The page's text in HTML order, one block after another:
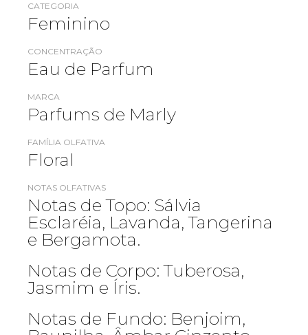
CATEGORIA
Feminino
CONCENTRAÇÃO
Eau de Parfum
MARCA
Parfums de Marly
FAMÍLIA OLFATIVA
Floral
NOTAS OLFATIVAS
Notas de Topo: Sálvia
Esclaréia, Lavanda, Tangerina
e Bergamota.
Notas de Corpo: Tuberosa,
Jasmim e Íris.
Notas de Fundo: Benjoim,